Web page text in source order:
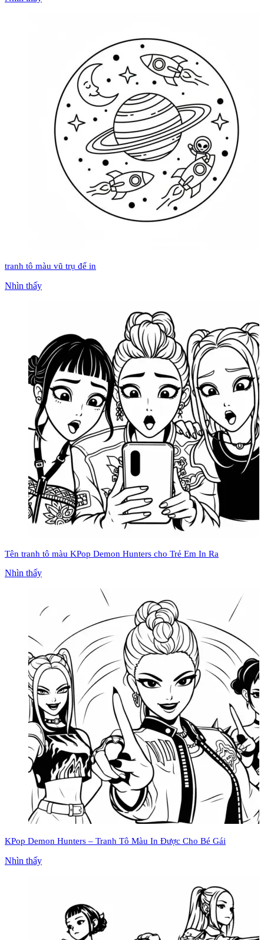
tranh tô màu vũ trụ để in
Nhìn thấy
Tên tranh tô màu KPop Demon Hunters cho Trẻ Em In Ra
Nhìn thấy
KPop Demon Hunters – Tranh Tô Màu In Được Cho Bé Gái
Nhìn thấy